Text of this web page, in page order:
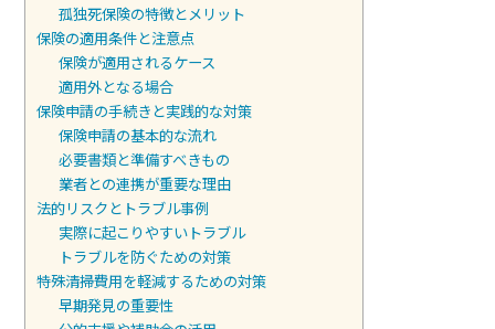
孤独死保険の特徴とメリット
保険の適用条件と注意点
保険が適用されるケース
適用外となる場合
保険申請の手続きと実践的な対策
保険申請の基本的な流れ
必要書類と準備すべきもの
業者との連携が重要な理由
法的リスクとトラブル事例
実際に起こりやすいトラブル
トラブルを防ぐための対策
特殊清掃費用を軽減するための対策
早期発見の重要性